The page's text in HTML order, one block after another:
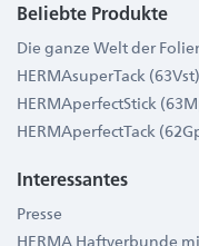
Beliebte Produkte
Die ganze Welt der
HERMAsuperTack (63Vst)
HERMAperfectStick
HERMAperfectTack
Interessantes
Presse
HERMA Haftverbunde